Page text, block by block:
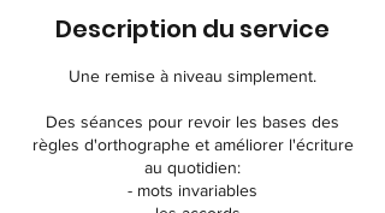
Description du service
Une remise à niveau simplement.
Des séances pour revoir les bases des
règles d'orthographe et améliorer l'écriture
au quotidien:
- mots invariables